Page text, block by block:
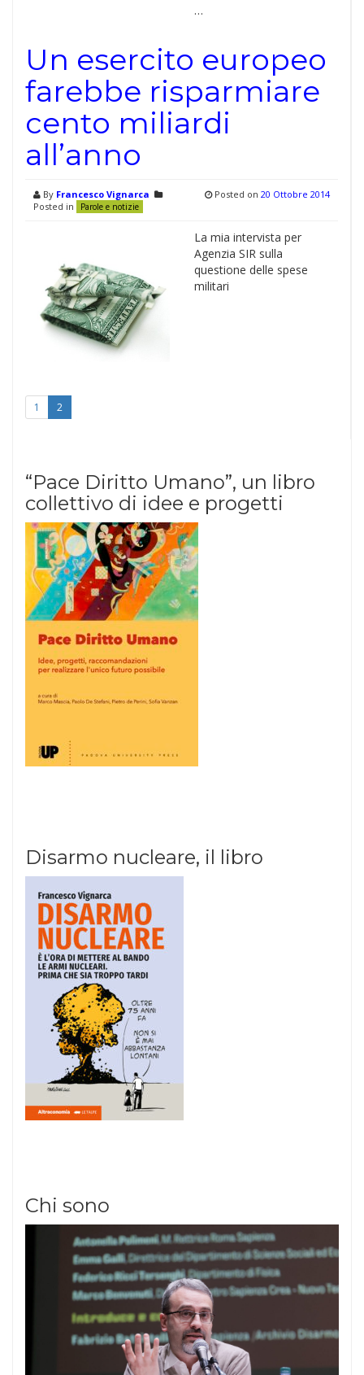
…
Un esercito europeo
farebbe risparmiare
cento miliardi
all’anno
By Francesco Vignarca
Posted in
Parole e notizie
Posted on 20 Ottobre 2014
La mia intervista per
Agenzia SIR sulla
questione delle spese
militari
1 2
“Pace Diritto Umano”, un libro
collettivo di idee e progetti
Disarmo nucleare, il libro
Chi sono